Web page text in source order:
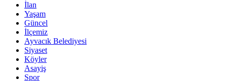
İlan
Yaşam
Güncel
İlçemiz
Ayvacık Belediyesi
Siyaset
Köyler
Asayiş
Spor